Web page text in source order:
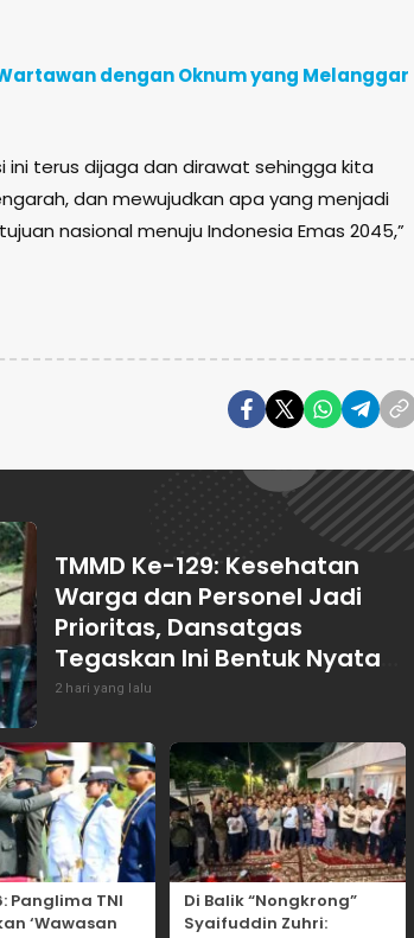
dengan Oknum yang Melanggar
ini terus dijaga dan dirawat sehingga kita
dan mewujudkan apa yang menjadi
nasional menuju Indonesia Emas 2045,”
TMMD Ke-129: Kesehatan
Warga dan Personel Jadi
Prioritas, Dansatgas
Tegaskan Ini Bentuk Nyata
Kemanunggalan
2 hari yang lalu
Panglima TNI
‘Wawasan
Di Balik “Nongkrong”
Syaifuddin Zuhri: